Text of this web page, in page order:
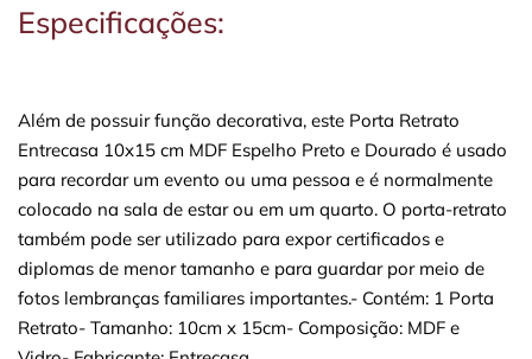
Especificações:
Além de possuir função decorativa, este Porta Retrato
Entrecasa 10x15 cm MDF Espelho Preto e Dourado é usado
para recordar um evento ou uma pessoa e é normalmente
colocado na sala de estar ou em um quarto. O porta-retrato
também pode ser utilizado para expor certificados e
diplomas de menor tamanho e para guardar por meio de
fotos lembranças familiares importantes.- Contém: 1 Porta
Retrato- Tamanho: 10cm x 15cm- Composição: MDF e